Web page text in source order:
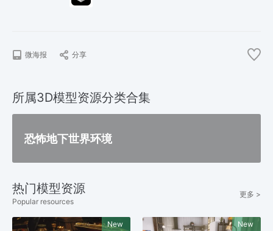
微海报 分享
所属3D模型资源分类合集
恐怖地下世界环境
热门模型资源
Popular resources
更多 >